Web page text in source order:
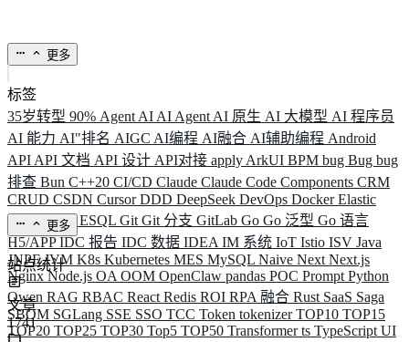
更多
标签
35岁转型 90% Agent AI AI Agent AI 原生 AI 大模型 AI 程序员
AI 能力 AI"排名 AIGC AI编程 AI融合 AI辅助编程 Android
API API 文档 API 设计 API对接 apply ArkUI BPM bug Bug bug
排查 Bun C++20 CI/CD Claude Claude Code Components CRM
CRUD CSDN CursorDDD DeepSeek DevOps DockerElastic
ELK ElysiaESQL Git Git 分支 GitLab Go Go 泛型 Go 语言
H5/APPIDC 报告 IDC 数据 IDEA IM 系统 IoT Istio ISV Java
JNPFJVM K8s Kubernetes MES MySQL Naive Next Next.js
NginxNode.js OA OOM OpenClaw pandas POC Prompt Python
Qwen RAG RBAC React Redis ROI RPA 融合 Rust SaaS Saga
SBOM SGLang SSE SSO TCC Token tokenizerTOP10 TOP15
TOP20 TOP25 TOP30 Top5 TOP50 Transformerts TypeScript UI
更多
站点统计
文章
1741